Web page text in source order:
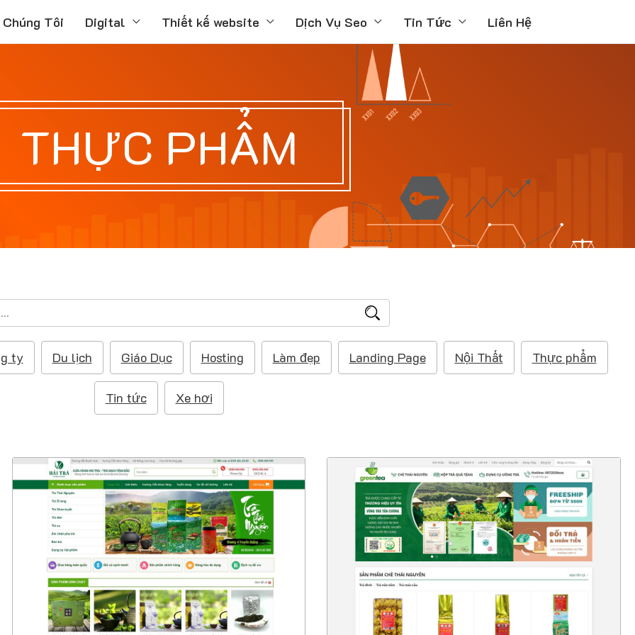
Chúng Tôi Digital Thiết kế website Dịch Vụ Seo Tin Tức Liên Hệ
THỰC PHẨM
ty Du lịch Giáo Dục Hosting Làm đẹp Landing Page Nội Thất Thực phẩm
Tin tức Xe hơi
4538 47298